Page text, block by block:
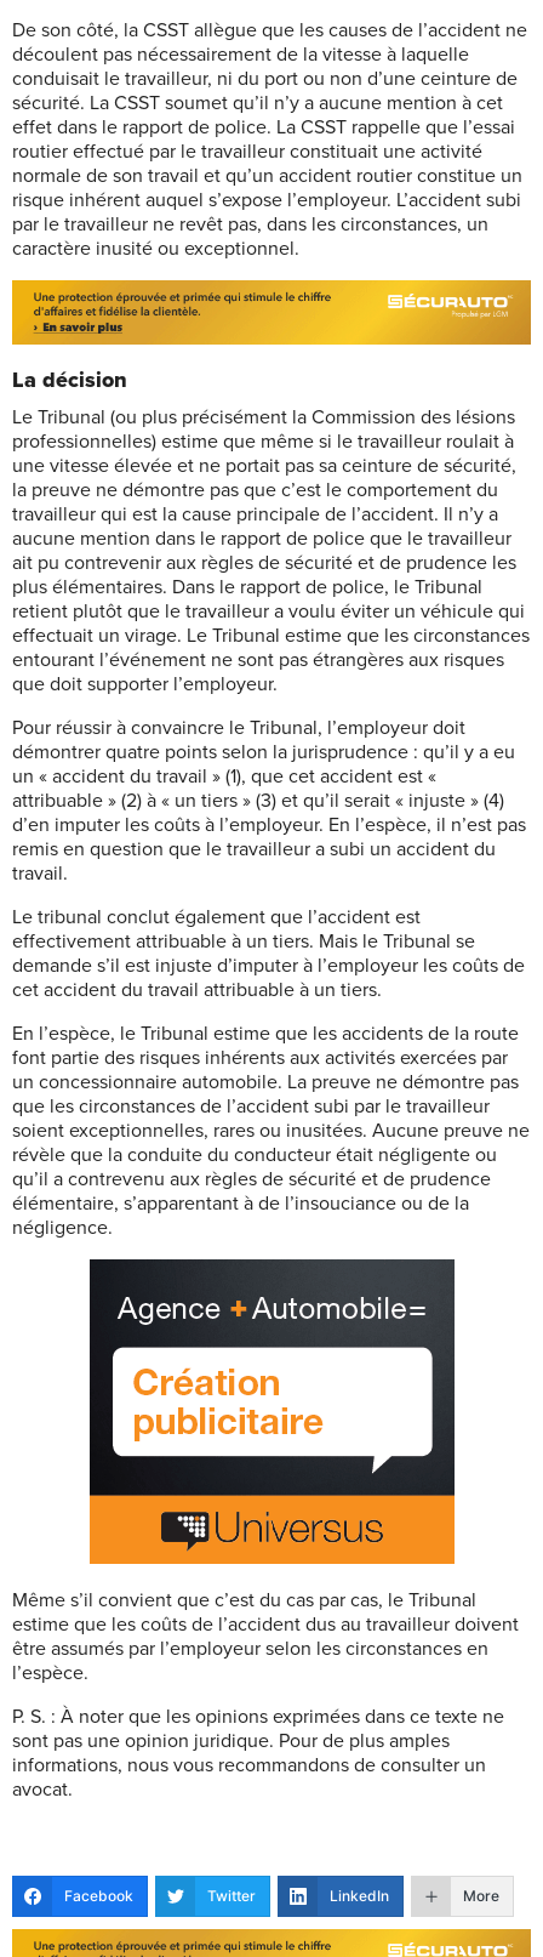
De son côté, la CSST allègue que les causes de l’accident ne
découlent pas nécessairement de la vitesse à laquelle
conduisait le travailleur, ni du port ou non d’une ceinture de
sécurité. La CSST soumet qu’il n’y a aucune mention à cet
effet dans le rapport de police. La CSST rappelle que l’essai
routier effectué par le travailleur constituait une activité
normale de son travail et qu’un accident routier constitue un
risque inhérent auquel s’expose l’employeur. L’accident subi
par le travailleur ne revêt pas, dans les circonstances, un
caractère inusité ou exceptionnel.
La décision
Le Tribunal (ou plus précisément la Commission des lésions
professionnelles) estime que même si le travailleur roulait à
une vitesse élevée et ne portait pas sa ceinture de sécurité,
la preuve ne démontre pas que c’est le comportement du
travailleur qui est la cause principale de l’accident. Il n’y a
aucune mention dans le rapport de police que le travailleur
ait pu contrevenir aux règles de sécurité et de prudence les
plus élémentaires. Dans le rapport de police, le Tribunal
retient plutôt que le travailleur a voulu éviter un véhicule qui
effectuait un virage. Le Tribunal estime que les circonstances
entourant l’événement ne sont pas étrangères aux risques
que doit supporter l’employeur.
Pour réussir à convaincre le Tribunal, l’employeur doit
démontrer quatre points selon la jurisprudence : qu’il y a eu
un « accident du travail » (1), que cet accident est «
attribuable » (2) à « un tiers » (3) et qu’il serait « injuste » (4)
d’en imputer les coûts à l’employeur. En l’espèce, il n’est pas
remis en question que le travailleur a subi un accident du
travail.
Le tribunal conclut également que l’accident est
effectivement attribuable à un tiers. Mais le Tribunal se
demande s’il est injuste d’imputer à l’employeur les coûts de
cet accident du travail attribuable à un tiers.
En l’espèce, le Tribunal estime que les accidents de la route
font partie des risques inhérents aux activités exercées par
un concessionnaire automobile. La preuve ne démontre pas
que les circonstances de l’accident subi par le travailleur
soient exceptionnelles, rares ou inusitées. Aucune preuve ne
révèle que la conduite du conducteur était négligente ou
qu’il a contrevenu aux règles de sécurité et de prudence
élémentaire, s’apparentant à de l’insouciance ou de la
négligence.
Même s’il convient que c’est du cas par cas, le Tribunal
estime que les coûts de l’accident dus au travailleur doivent
être assumés par l’employeur selon les circonstances en
l’espèce.
P. S. : À noter que les opinions exprimées dans ce texte ne
sont pas une opinion juridique. Pour de plus amples
informations, nous vous recommandons de consulter un
avocat.
Facebook Twitter LinkedIn More